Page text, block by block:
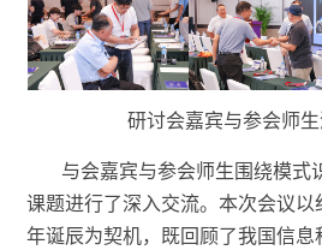
研讨会嘉宾与参会师
与会嘉宾与参会师生围绕模式
课题进行了深入交流。本次会议以
年诞辰为契机，既回顾了我国信息